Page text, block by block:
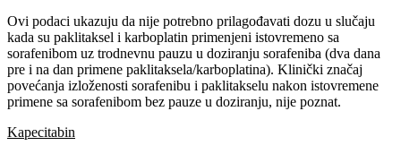
Ovi podaci ukazuju da nije potrebno prilagođavati dozu u slučaju
kada su paklitaksel i karboplatin primenjeni istovremeno sa
sorafenibom uz trodnevnu pauzu u doziranju sorafeniba (dva dana
pre i na dan primene paklitaksela/karboplatina). Klinički značaj
povećanja izloženosti sorafenibu i paklitakselu nakon istovremene
primene sa sorafenibom bez pauze u doziranju, nije poznat.
Kapecitabin